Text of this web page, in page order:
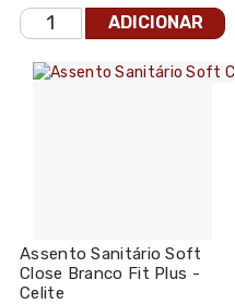
ADICIONAR
Assento Sanitário Soft
Close Branco Fit Plus -
Celite